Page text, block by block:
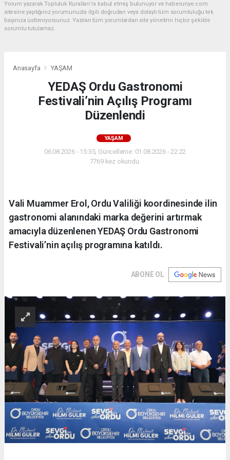
Yorum yazarak Topluluk Kuralları’nı kabul etmiş bulunuyor ve haberunye.com
sitesine yaptığınız yorumunuzla ilgili doğrudan veya dolaylı tüm sorumluluğu tek
başınıza üstleniyorsunuz. Yazılan tüm yorumlardan site yönetimi hiçbir şekilde
sorumlu tutulamaz.
Anasayfa YAŞAM
YEDAŞ Ordu Gastronomi
Festivali’nin Açılış Programı
Düzenlendi
YAŞAM
06.08.2026 - 15:35, Güncelleme: 01.08.2026 - 22:22
7769 kez okundu.
Vali Muammer Erol, Ordu Valiliği koordinesinde ilin
gastronomi alanındaki marka değerini artırmak
amacıyla düzenlenen YEDAŞ Ordu Gastronomi
Festivali’nin açılış programına katıldı.
ABONE OL